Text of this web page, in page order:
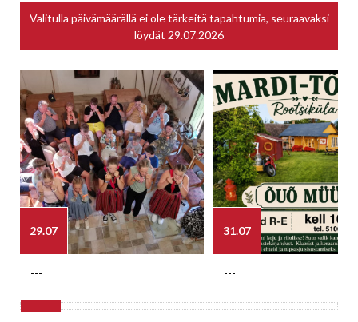
Valitulla päivämäärällä ei ole tärkeitä tapahtumia, seuraavaksi
löydät 29.07.2026
29.07
---
31.07
---